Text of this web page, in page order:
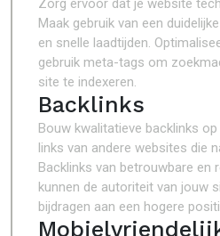
Zorg ervoor dat je website
Maak gebruik van een
en snelle laadtijden.
gebruik meta-tags om
site te indexeren.
Backlinks
Bouw kwalitatieve backlinks
links van andere websites die
Backlinks van betrouwbare en
kunnen de autoriteit van jouw
bijdragen aan een hogere